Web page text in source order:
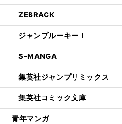
ZEBRACK
ジャンプルーキー！
S-MANGA
集英社ジャンプリミックス
集英社コミック文庫
青年マンガ